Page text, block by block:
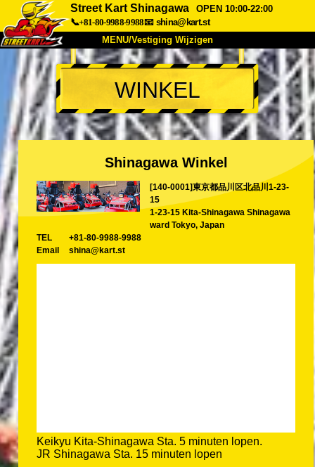
Street Kart Shinagawa
OPEN 10:00-22:00
📞+81-80-9988-9988📧 shina@kart.st
MENU/Vestiging Wijzigen
TOP
Over Ons Specificaties Prijs
Bereikbaarheid Reviews Veelgestelde Vragen
Bedrijf Reserveren
Vestiging Wijzigen
Tokio Shinagawa Tokio Akihabara#1
Tokio Akihabara#2 Tokio Shibuya
Tokio Shibuya Annex
WINKEL
Shinagawa Winkel
[140-0001]東京都品川区北品川1-23-
15
1-23-15 Kita-Shinagawa Shinagawa
ward Tokyo, Japan
TEL
+81-80-9988-9988
Email
shina@kart.st
Keikyu Kita-Shinagawa Sta. 5 minuten lopen.
JR Shinagawa Sta. 15 minuten lopen